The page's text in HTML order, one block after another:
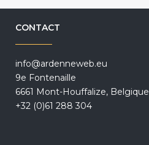
CONTACT
info@ardenneweb.eu
9e Fontenaille
6661 Mont-Houffalize, Belgique
+32 (0)61 288 304